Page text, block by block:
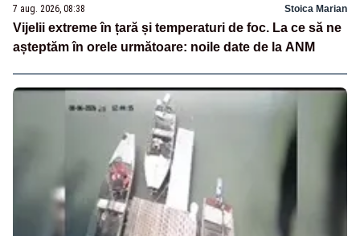
7 aug. 2026, 08:38 Stoica Marian
Vijelii extreme în țară și temperaturi de foc. La ce să ne
așteptăm în orele următoare: noile date de la ANM